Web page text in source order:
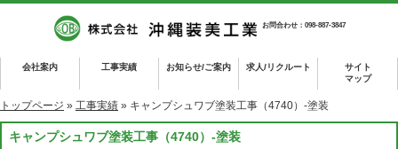
お問合わせ：098-887-3847
会社案内 工事実績 お知らせ/ご案内 求人/リクルート
サイト
マップ
トップページ » 工事実績 » キャンプシュワブ塗装工事（4740）-塗装
キャンプシュワブ塗装工事（4740）-塗装